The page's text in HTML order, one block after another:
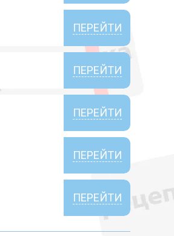
ПЕРЕЙТИ
ПЕРЕЙТИ
ПЕРЕЙТИ
ПЕРЕЙТИ
ПЕРЕЙТИ